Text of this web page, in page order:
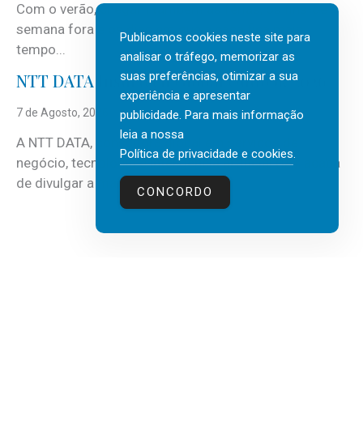
Com o verão, chegam também as férias, os fins-de-
semana fora e os dias em que a casa fica mais
tempo...
NTT DATA Insurtech Global Outlook 2026
7 de Agosto, 2026
A NTT DATA, consultora global em serviços de
negócio, tecnologia e inteligência artificial (IA), acaba
de divulgar a mais recente...
Publicamos cookies neste site para
analisar o tráfego, memorizar as
suas preferências, otimizar a sua
experiência e apresentar
publicidade. Para mais informação
leia a nossa
Política de privacidade e cookies.
CONCORDO